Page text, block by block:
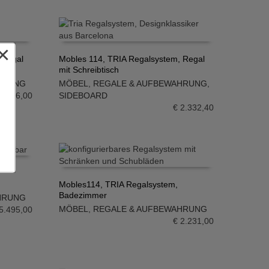
1.596,00
IN DEN WARENKORB
Mobles 114, TRIA Regalsystem, Regal
mit Schreibtisch
MÖBEL
REGALE & AUFBEWAHRUNG
SIDEBOARD
€ 2.332,40
IN DEN WARENKORB
Mobles114, TRIA Regalsystem,
Badezimmer
MÖBEL
REGALE & AUFBEWAHRUNG
€ 2.231,00